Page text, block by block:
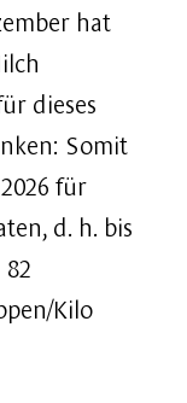
hat
dieses
Somit
für
d. h. bis
Kilo